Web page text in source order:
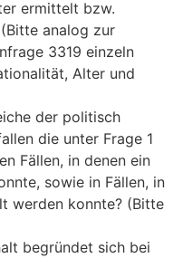
ermittelt bzw.
analog zur
3319 einzeln
Alter und
der politisch
die unter Frage 1
Fällen, in denen ein
sowie in Fällen, in
werden konnte? (Bitte
begründet sich bei